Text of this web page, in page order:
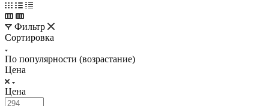
Фильтр
Сортировка
По популярности (возрастание)
Цена
Цена